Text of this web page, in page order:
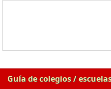
Guía de colegios /